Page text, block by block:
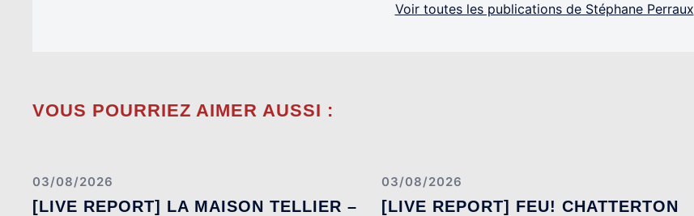
Voir toutes les publications de Stéphane Perraux
VOUS POURRIEZ AIMER AUSSI :
03/08/2026
[LIVE REPORT] LA MAISON TELLIER –
03/08/2026
[LIVE REPORT] FEU! CHATTERTON